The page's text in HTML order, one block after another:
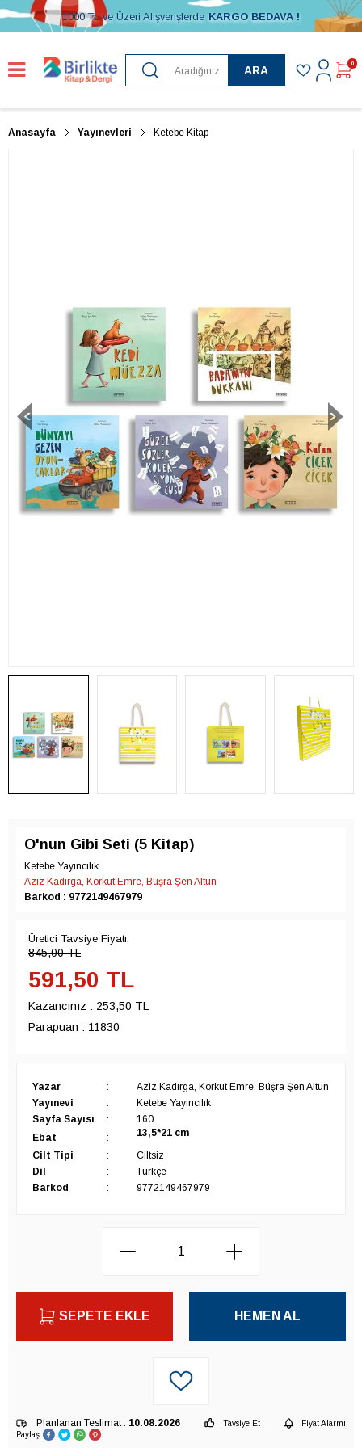
1000 TL ve Üzeri Alışverişlerde KARGO BEDAVA !
ARA
0
Anasayfa Yayınevleri Ketebe Kitap
O'nun Gibi Seti (5 Kitap)
Ketebe Yayıncılık
Aziz Kadırga, Korkut Emre, Büşra Şen Altun
Barkod : 9772149467979
Üretici Tavsiye Fiyatı;
845,00TL
591,50 TL
Kazancınız : 253,50 TL
Parapuan : 11830
Yazar :
Aziz Kadırga, Korkut Emre, Büşra Şen Altun
Yayınevi
:
Ketebe Yayıncılık
Sayfa Sayısı
:
160
Ebat
: 13,5*21 cm
Cilt Tipi
:
Ciltsiz
Dil
:
Türkçe
Barkod
: 9772149467979
SEPETE EKLE HEMEN AL
Planlanan Teslimat : 10.08.2026 Tavsiye Et
Fiyat Alarmı
Paylaş